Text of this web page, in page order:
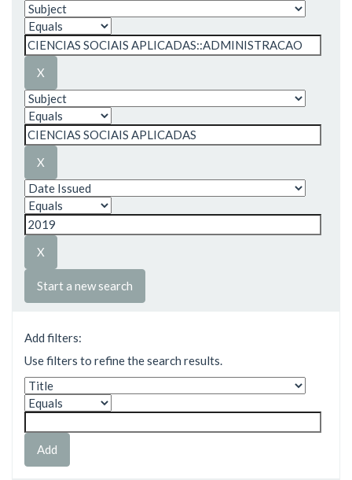
Start a new search
Add filters:
Use filters to refine the search results.